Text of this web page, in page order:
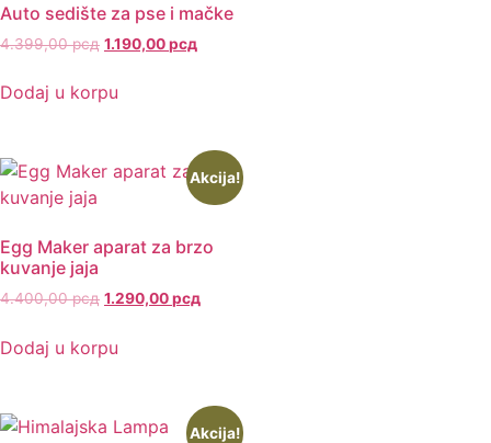
Auto sedište za pse i mačke
4.399,00рсд 1.190,00рсд
Dodaj u korpu
Akcija!
Egg Maker aparat za brzo
kuvanje jaja
4.400,00рсд 1.290,00рсд
Dodaj u korpu
Akcija!